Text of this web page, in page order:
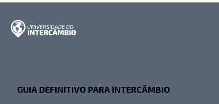
GUIA DEFINITIVO PARA INTERCÂMBIO